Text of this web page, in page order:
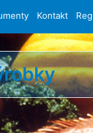
Kontakt